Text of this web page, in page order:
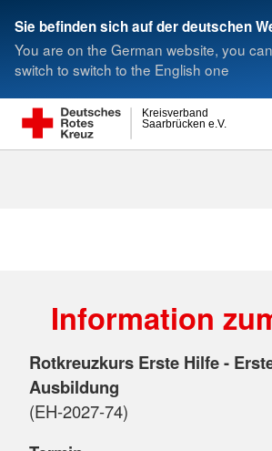
Sie befinden sich auf der deutschen
You are on the German website, you
switch to switch to the English one
Saarbrücken e.V.
Kreisverband
Information
Rotkreuzkurs Erste Hilfe -
Ausbildung
(EH-2027-74)